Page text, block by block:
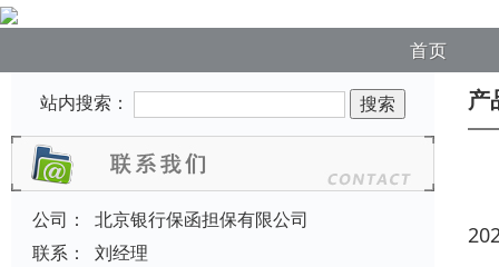
首页
站内搜索：
公司：
北京银行保函担保有限公司
联系：
刘经理
产